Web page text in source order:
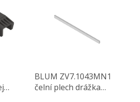
BLUM ZV7.1043MN1
čelní plech drážka